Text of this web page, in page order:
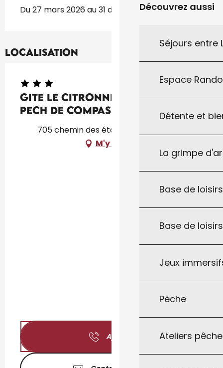
Découvrez aussi
Séjours entre
Espace
Détente et
La grimpe
Base de
Base de
Jeux
Pêche
Ateliers
Du 27 mars 2026 au 31 décembre 2026
Localisation
Gite Le Citronnier-Les gites du
Pech de Compassy
705 chemin des étangs, 46300 Fajoles
M'y rendre
Appeler